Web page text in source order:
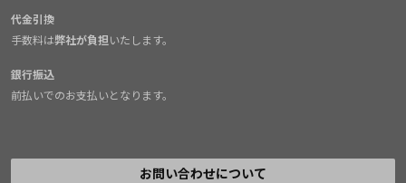
代金引換
手数料は弊社が負担いたします。
銀行振込
前払いでのお支払いとなります。
お問い合わせについて